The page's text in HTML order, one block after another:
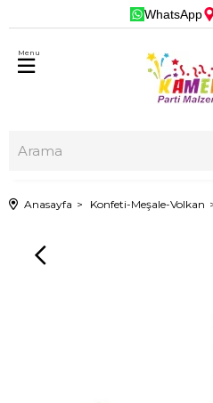
WhatsApp
Menu
Anasayfa Konfeti-Meşale-Volkan